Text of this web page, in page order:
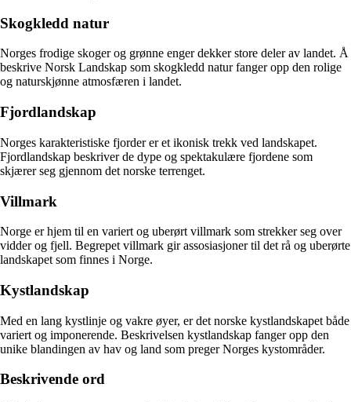
Skogkledd natur
Norges frodige skoger og grønne enger dekker store deler av landet. Å
beskrive Norsk Landskap som skogkledd natur fanger opp den rolige
og naturskjønne atmosfæren i landet.
Fjordlandskap
Norges karakteristiske fjorder er et ikonisk trekk ved landskapet.
Fjordlandskap beskriver de dype og spektakulære fjordene som
skjærer seg gjennom det norske terrenget.
Villmark
Norge er hjem til en variert og uberørt villmark som strekker seg over
vidder og fjell. Begrepet villmark gir assosiasjoner til det rå og uberørte
landskapet som finnes i Norge.
Kystlandskap
Med en lang kystlinje og vakre øyer, er det norske kystlandskapet både
variert og imponerende. Beskrivelsen kystlandskap fanger opp den
unike blandingen av hav og land som preger Norges kystområder.
Beskrivende ord